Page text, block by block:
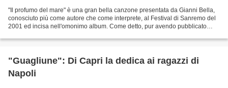
"Il profumo del mare" è una gran bella canzone presentata da Gianni Bella,
conosciuto più come autore che come interprete, al Festival di Sanremo del
2001 ed incisa nell'omonimo album. Come detto, pur avendo pubblicato
"Guagliune": Di Capri la dedica ai ragazzi di
Napoli